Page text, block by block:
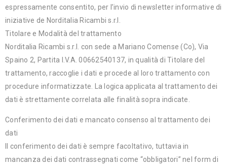
espressamente consentito, per l’invio di newsletter informative di
iniziative de Norditalia Ricambi s.r.l.
Titolare e Modalità del trattamento
Norditalia Ricambi s.r.l. con sede a Mariano Comense (Co), Via
Spaino 2, Partita I.V.A. 00662540137, in qualità di Titolare del
trattamento, raccoglie i dati e procede al loro trattamento con
procedure informatizzate. La logica applicata al trattamento dei
dati è strettamente correlata alle finalità sopra indicate.
Conferimento dei dati e mancato consenso al trattamento dei
dati
Il conferimento dei dati è sempre facoltativo, tuttavia in
mancanza dei dati contrassegnati come “obbligatori” nel form di